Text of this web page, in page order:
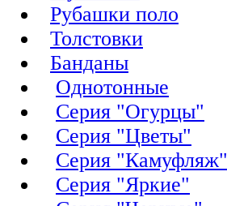
Рубашки поло
Толстовки
Банданы
Однотонные
Серия "Огурцы"
Серия "Цветы"
Серия "Камуфляж"
Серия "Яркие"